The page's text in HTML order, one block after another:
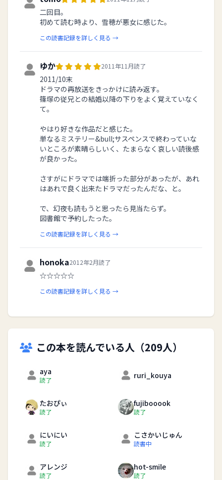
二回目。
初めて読む時より、雪穂が悪女に感じた。
この読書記録を詳しく見る →
ゆか 2011年11月読了
2011/10末
ドラマの再放送をきっかけに読み返す。
篠塚の従兄との結婚以降の下りをよく覚えていなく
て。
やはり好きな作品だと感じた。
単なるミステリー&bull;サスペンスで終わっていな
いところが素晴らしいく、たまらなく哀しい読後感
が良かった。
さすがにドラマでは端折った部分があったが、あれ
はあれで良く出来たドラマだったんだな、と。
で、幻夜も読もうと思ったら見当たらず。
図書館で予約したった。
この読書記録を詳しく見る →
honoka2012年2月読了
☆☆☆☆☆
この読書記録を詳しく見る →
この本を読んでいる人（209人）
aya
読了 ruri_kouya
たおぴぃ
読了
fujibooook
読了
にいにい
読了
こさかいじゅん
読書中
アレンジ
読了
hot-smile
読了